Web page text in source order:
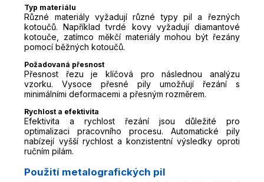
Typ materiálu
Různé materiály vyžadují různé typy pil a řezných
kotoučů. Například tvrdé kovy vyžadují diamantové
kotouče, zatímco měkčí materiály mohou být řezány
pomocí běžných kotoučů.
Požadovaná přesnost
Přesnost řezu je klíčová pro následnou analýzu
vzorku. Vysoce přesné pily umožňují řezání s
minimálními deformacemi a přesným rozměrem.
Rychlost a efektivita
Efektivita a rychlost řezání jsou důležité pro
optimalizaci pracovního procesu. Automatické pily
nabízejí vyšší rychlost a konzistentní výsledky oproti
ručním pilám.
Použití metalografických pil